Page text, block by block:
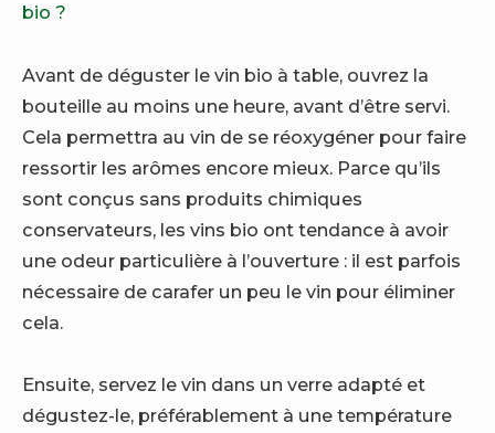
bio ?
Avant de déguster le vin bio à table, ouvrez la
bouteille au moins une heure, avant d’être servi.
Cela permettra au vin de se réoxygéner pour faire
ressortir les arômes encore mieux. Parce qu’ils
sont conçus sans produits chimiques
conservateurs, les vins bio ont tendance à avoir
une odeur particulière à l’ouverture : il est parfois
nécessaire de carafer un peu le vin pour éliminer
cela.
Ensuite, servez le vin dans un verre adapté et
dégustez-le, préférablement à une température